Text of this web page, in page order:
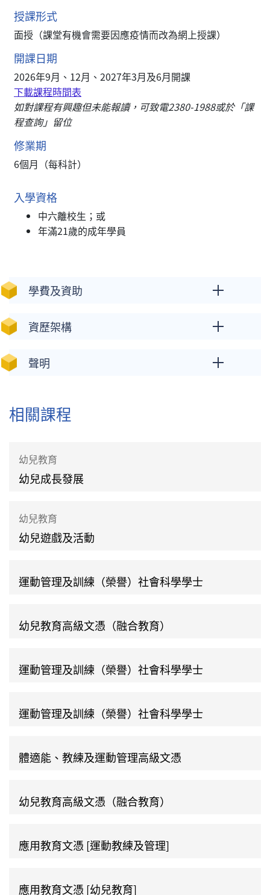
授課形式
面授（課堂有機會需要因應疫情而改為網上授課）
開課日期
2026年9月、12月、2027年3月及6月開課
下載課程時間表
如對課程有興趣但未能報讀，可致電2380-1988或於「課
程查詢」留位
修業期
6個月（每科計）
入學資格
中六離校生；或
年滿21歲的成年學員
學費及資助
資歷架構
聲明
相關課程
幼兒教育
幼兒成長發展
幼兒教育
幼兒遊戲及活動
運動管理及訓練（榮譽）社會科學學士
幼兒教育高級文憑（融合教育）
運動管理及訓練（榮譽）社會科學學士
運動管理及訓練（榮譽）社會科學學士
體適能、教練及運動管理高級文憑
幼兒教育高級文憑（融合教育）
應用教育文憑 [運動教練及管理]
應用教育文憑 [幼兒教育]